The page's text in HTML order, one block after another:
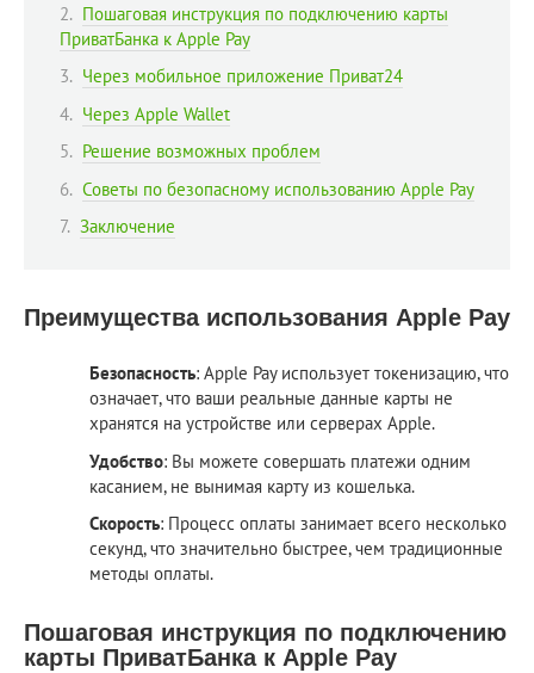
Пошаговая инструкция по подключению карты
ПриватБанка к Apple Pay
Через мобильное приложение Приват24
Через Apple Wallet
Решение возможных проблем
Советы по безопасному использованию Apple Pay
Заключение
Преимущества использования Apple Pay
Безопасность: Apple Pay использует токенизацию, что
означает, что ваши реальные данные карты не
хранятся на устройстве или серверах Apple.
Удобство: Вы можете совершать платежи одним
касанием, не вынимая карту из кошелька.
Скорость: Процесс оплаты занимает всего несколько
секунд, что значительно быстрее, чем традиционные
методы оплаты.
Пошаговая инструкция по подключению
карты ПриватБанка к Apple Pay